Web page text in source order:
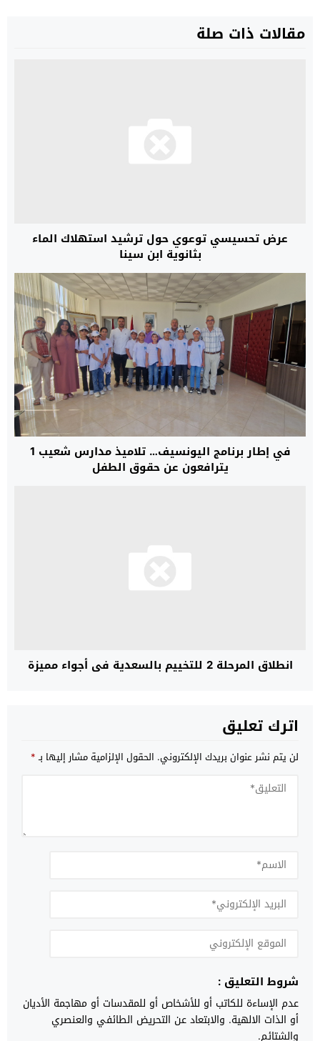
مقالات ذات صلة
عرض تحسيسي توعوي حول ترشيد استهلاك الماء
بثانوية ابن سينا
في إطار برنامج اليونسيف… تلاميذ مدارس شعيب 1
يترافعون عن حقوق الطفل
انطلاق المرحلة 2 للتخييم بالسعدية في أجواء مميزة
اترك تعليق
لن يتم نشر عنوان بريدك الإلكتروني. الحقول الإلزامية مشار إليها بـ*
شروط التعليق :
عدم الإساءة للكاتب أو للأشخاص أو للمقدسات أو مهاجمة الأديان
أو الذات الالهية. والابتعاد عن التحريض الطائفي والعنصري
والشتائم.